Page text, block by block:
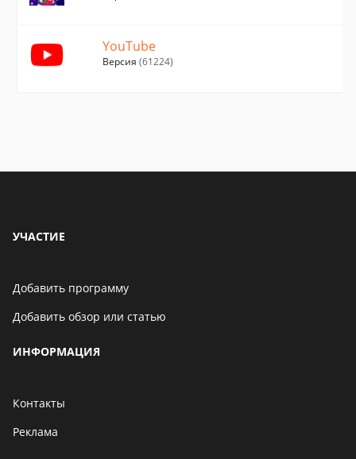
YouTube
Версия (61224)
УЧАСТИЕ
Добавить программу
Добавить обзор или статью
ИНФОРМАЦИЯ
Контакты
Реклама